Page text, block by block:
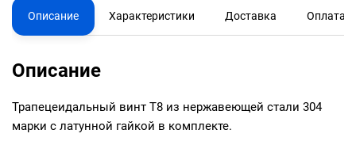
Описание Характеристики Доставка Оплата
Описание
Трапецеидальный винт T8 из нержавеющей стали 304
марки с латунной гайкой в комплекте.